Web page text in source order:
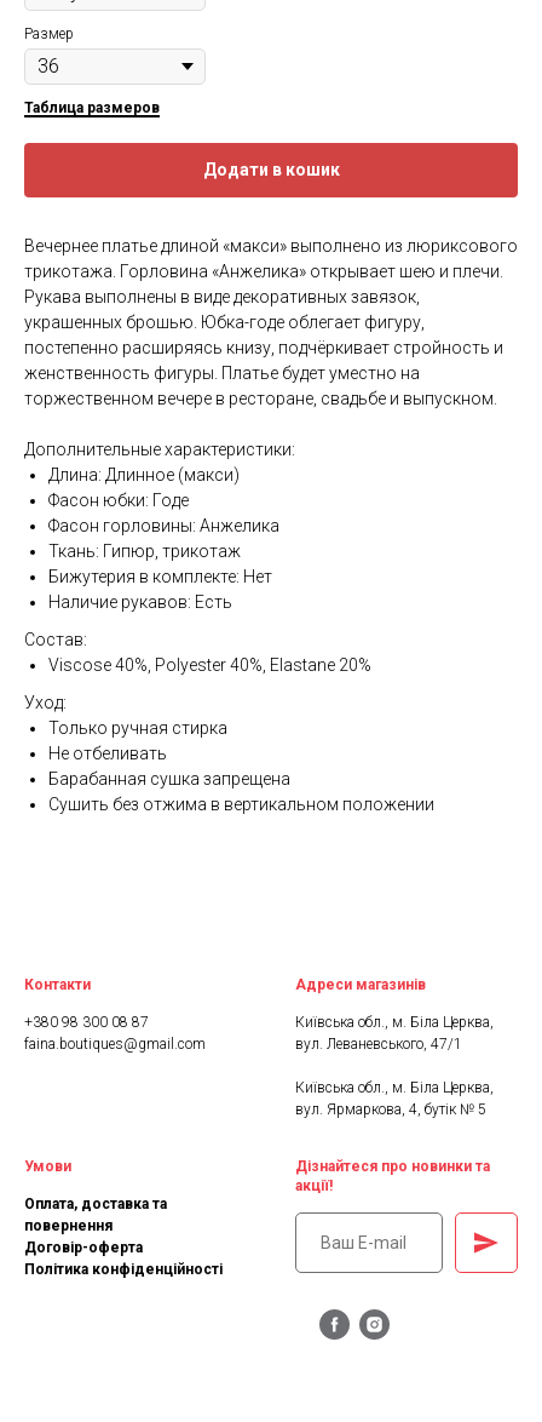
Размер
Таблица размеров
Додати в кошик
Вечернее платье длиной «макси» выполнено из люриксового
трикотажа. Горловина «Анжелика» открывает шею и плечи.
Рукава выполнены в виде декоративных завязок,
украшенных брошью. Юбка-годе облегает фигуру,
постепенно расширяясь книзу, подчёркивает стройность и
женственность фигуры. Платье будет уместно на
торжественном вечере в ресторане, свадьбе и выпускном.
Дополнительные характеристики:
Длина: Длинное (макси)
Фасон юбки: Годе
Фасон горловины: Анжелика
Ткань: Гипюр, трикотаж
Бижутерия в комплекте: Нет
Наличие рукавов: Есть
Состав:
Viscose 40%, Polyester 40%, Elastane 20%
Уход:
Только ручная стирка
Не отбеливать
Барабанная сушка запрещена
Сушить без отжима в вертикальном положении
Контакти
+380 98 300 08 87
faina.boutiques@gmail.com
Адреси магазинів
Київська обл., м. Біла Церква,
вул. Леваневського, 47/1
Київська обл., м. Біла Церква,
вул. Ярмаркова, 4, бутік № 5
Умови
Оплата, доставка та
повернення
Договір-оферта
Політика конфіденційності
Дізнайтеся про новинки та
акції!